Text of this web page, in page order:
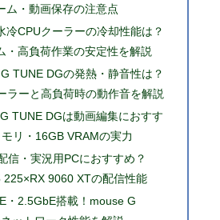
ム・動画保存の注意点
冷CPUクーラーの冷却性能は？
・高負荷作業の安定性を解説
TUNE DGの発熱・静音性は？
ラーと高負荷時の動作音を解説
TUNE DGは動画編集におすす
リ・16GB VRAMの実力
信・実況用PCにおすすめ？
225×RX 9060 XTの配信性能
・2.5GbE搭載！mouse G